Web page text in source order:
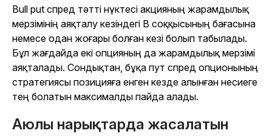
Bull put спред тәтті нүктесі акцияның жарамдылық
мерзімінің аяқталу кезіндегі B соққысының бағасына
немесе одан жоғары болған кезі болып табылады.
Бұл жағдайда екі опцияның да жарамдылық мерзімі
аяқталады. Сондықтан, бұқа пут спред опционының
стратегиясы позицияға енген кезде алынған несиеге
тең болатын максималды пайда алады.
Аюлы нарықтарда жасалатын